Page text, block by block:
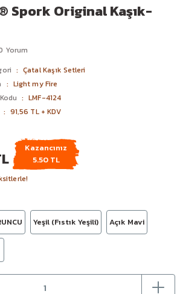
Spork Original Kaşık-
Yorum
Çatal Kaşık Setleri
Light my Fire
LMF-4124
91,56 TL + KDV
Kazancınız
5.50 TL
Yeşil (Fıstık Yeşili) Açık Mavi